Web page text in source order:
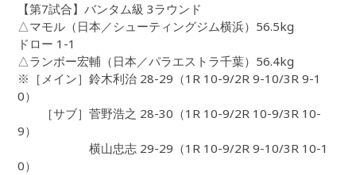
【第7試合】バンタム級 3ラウンド
△マモル（日本／シューティングジム横浜）56.5kg
ドロー 1-1
△ランボー宏輔（日本／パラエストラ千葉）56.4kg
※［メイン］鈴木利治 28-29（1R 10-9/2R 9-10/3R 9-1
0）
［サブ］菅野浩之 28-30（1R 10-9/2R 10-9/3R 10-
9）
横山忠志 29-29（1R 10-9/2R 9-10/3R 10-1
0）